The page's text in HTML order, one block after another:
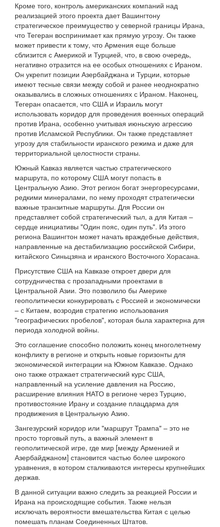
Кроме того, контроль американских компаний над
реализацией этого проекта дает Вашингтону
стратегическое преимущество у северной границы Ирана,
что Тегеран воспринимает как прямую угрозу. Он также
может привести к тому, что Армения еще больше
сблизится с Америкой и Турцией, что, в свою очередь,
негативно отразится на ее особых отношениях с Ираном.
Он укрепит позиции Азербайджана и Турции, которые
имеют тесные связи между собой и ранее неоднократно
оказывались в сложных отношениях с Ираном. Наконец,
Тегеран опасается, что США и Израиль могут
использовать коридор для проведения военных операций
против Ирана, особенно учитывая июньскую агрессию
против Исламской Республики. Он также представляет
угрозу для стабильности иранского режима и даже для
территориальной целостности страны.
Южный Кавказ является частью стратегического
маршрута, по которому США могут попасть в
Центральную Азию. Этот регион богат энергоресурсами,
редкими минералами, по нему проходят стратегически
важные транзитные маршруты. Для России он
представляет собой стратегический тыл, а для Китая –
сердце инициативы "Один пояс, один путь". Из этого
региона Вашингтон может начать враждебные действия,
направленные на дестабилизацию российской Сибири,
китайского Синьцзяна и иранского Восточного Хорасана.
Присутствие США на Кавказе откроет двери для
сотрудничества с прозападными проектами в
Центральной Азии. Это позволило бы Америке
геополитически конкурировать с Россией и экономически
– с Китаем, возродив стратегию использования
"географических пробелов", которая была характерна для
периода холодной войны.
Это соглашение способно положить конец многолетнему
конфликту в регионе и открыть новые горизонты для
экономической интеграции на Южном Кавказе. Однако
оно также отражает стратегический курс США,
направленный на усиление давления на Россию,
расширение влияния НАТО в регионе через Турцию,
противостояние Ирану и создание плацдарма для
продвижения в Центральную Азию.
Зангезурский коридор или "маршрут Трампа" – это не
просто торговый путь, а важный элемент в
геополитической игре, где мир [между Арменией и
Азербайджаном] становится частью более широкого
уравнения, в котором сталкиваются интересы крупнейших
держав.
В данной ситуации важно следить за реакцией России и
Ирана на происходящие события. Также нельзя
исключать вероятности вмешательства Китая с целью
помешать планам Соединенных Штатов.